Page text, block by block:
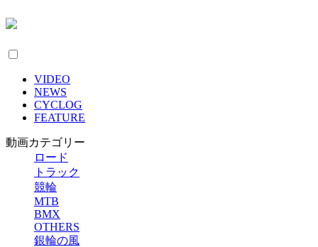
VIDEO
NEWS
CYCLOG
FEATURE
動画カテゴリー
ロード
トラック
競輪
MTB
BMX
OTHERS
銀輪の風